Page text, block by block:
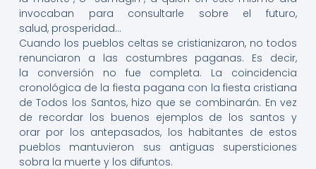
invocaban para consultarle sobre el futuro,
salud, prosperidad…
Cuando los pueblos celtas se cristianizaron, no todos
renunciaron a las costumbres paganas. Es decir,
la conversión no fue completa. La coincidencia
cronológica de la fiesta pagana con la fiesta cristiana
de Todos los Santos, hizo que se combinarán. En vez
de recordar los buenos ejemplos de los santos y
orar por los antepasados, los habitantes de estos
pueblos mantuvieron sus antiguas supersticiones
sobra la muerte y los difuntos.